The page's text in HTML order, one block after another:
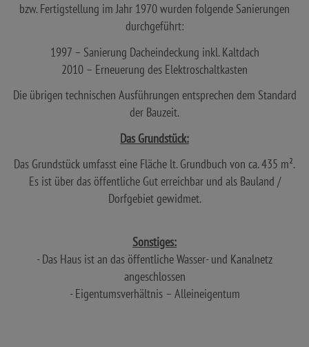
bzw. Fertigstellung im Jahr 1970 wurden folgende Sanierungen
durchgeführt:
1997 – Sanierung Dacheindeckung inkl. Kaltdach
2010 – Erneuerung des Elektroschaltkasten
Die übrigen technischen Ausführungen entsprechen dem Standard
der Bauzeit.
Das Grundstück:
Das Grundstück umfasst eine Fläche lt. Grundbuch von ca. 435 m².
Es ist über das öffentliche Gut erreichbar und als Bauland /
Dorfgebiet gewidmet.
Sonstiges:
- Das Haus ist an das öffentliche Wasser- und Kanalnetz
angeschlossen
- Eigentumsverhältnis – Alleineigentum